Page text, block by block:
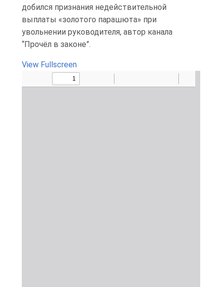
добился признания недействительной
выплаты «золотого парашюта» при
увольнении руководителя, автор канала
“Прочёл в законе”.
View Fullscreen